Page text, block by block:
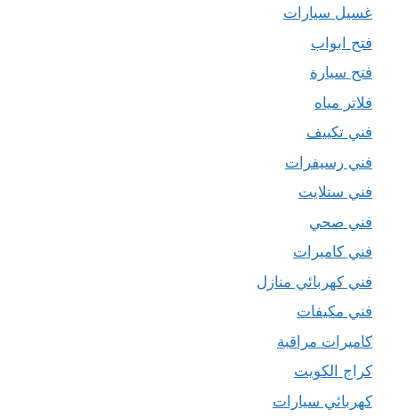
غسيل سيارات
فتح ابواب
فتح سيارة
فلاتر مياه
فني تكييف
فني رسيفرات
فني ستلايت
فني صحي
فني كاميرات
فني كهربائي منازل
فني مكيفات
كاميرات مراقبة
كراج الكويت
كهربائي سيارات